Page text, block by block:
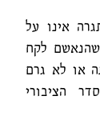
אינו על
לקח
או לא גרם
הציבורי